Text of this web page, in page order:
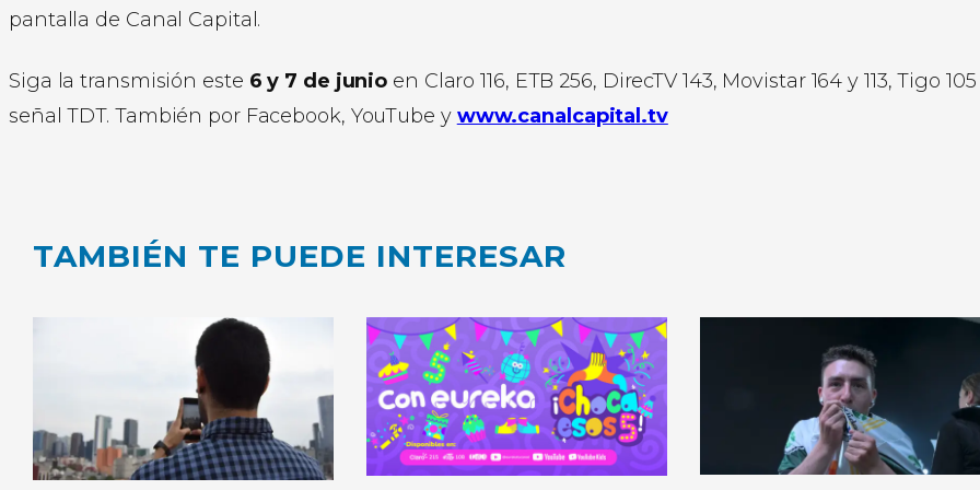
pantalla de Canal Capital.
Siga la transmisión este 6 y 7 de junio en Claro 116, ETB 256, DirecTV 143, Movistar 164 y 113, Tigo
señal TDT. También por Facebook, YouTube y www.canalcapital.tv
TAMBIÉN TE PUEDE INTERESAR